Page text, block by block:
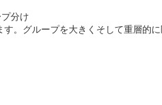
分け
す。グループを大きくそして重層